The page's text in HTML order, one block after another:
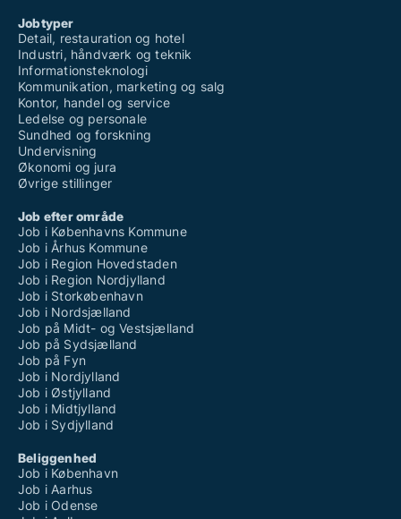
Jobtyper
Detail, restauration og hotel
Industri, håndværk og teknik
Informationsteknologi
Kommunikation, marketing og salg
Kontor, handel og service
Ledelse og personale
Sundhed og forskning
Undervisning
Økonomi og jura
Øvrige stillinger
Job efter område
Job i Københavns Kommune
Job i Århus Kommune
Job i Region Hovedstaden
Job i Region Nordjylland
Job i Storkøbenhavn
Job i Nordsjælland
Job på Midt- og Vestsjælland
Job på Sydsjælland
Job på Fyn
Job i Nordjylland
Job i Østjylland
Job i Midtjylland
Job i Sydjylland
Beliggenhed
Job i København
Job i Aarhus
Job i Odense